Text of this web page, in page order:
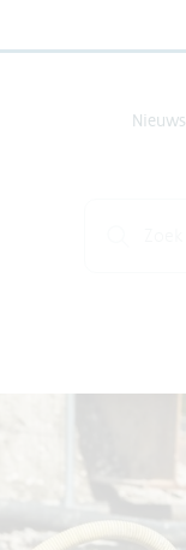
Nieuws